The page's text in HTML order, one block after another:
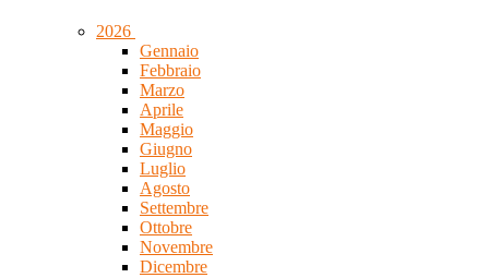
2026
Gennaio
Febbraio
Marzo
Aprile
Maggio
Giugno
Luglio
Agosto
Settembre
Ottobre
Novembre
Dicembre